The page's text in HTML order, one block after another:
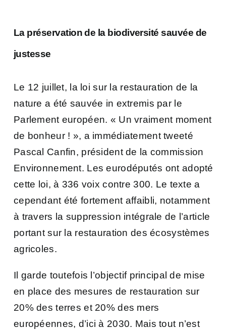
La préservation de la biodiversité sauvée de
justesse
Le 12 juillet, la loi sur la restauration de la
nature a été sauvée in extremis par le
Parlement européen. « Un vraiment moment
de bonheur ! », a immédiatement tweeté
Pascal Canfin, président de la commission
Environnement. Les eurodéputés ont adopté
cette loi, à 336 voix contre 300. Le texte a
cependant été fortement affaibli, notamment
à travers la suppression intégrale de l’article
portant sur la restauration des écosystèmes
agricoles.
Il garde toutefois l’objectif principal de mise
en place des mesures de restauration sur
20% des terres et 20% des mers
européennes, d’ici à 2030. Mais tout n’est